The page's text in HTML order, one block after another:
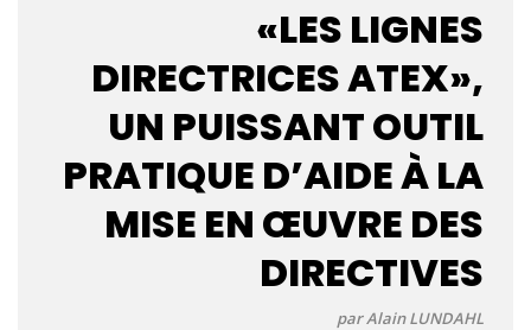
«LES LIGNES
DIRECTRICES ATEX»,
UN PUISSANT OUTIL
PRATIQUE D’AIDE À LA
MISE EN ŒUVRE DES
DIRECTIVES
par Alain LUNDAHL